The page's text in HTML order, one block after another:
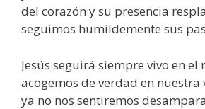
del corazón y su presencia
seguimos humildemente sus
Jesús seguirá siempre vivo en el
acogemos de verdad en nuestra
ya no nos sentiremos